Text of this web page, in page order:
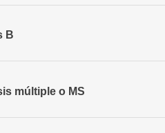
B
múltiple o MS